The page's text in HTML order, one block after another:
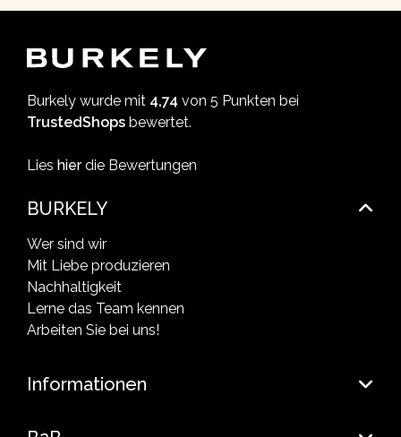
Burkely wurde mit 4,74 von 5 Punkten bei
TrustedShops bewertet.
Lies hierdie Bewertungen
BURKELY
Wer sind wir
Mit Liebe produzieren
Nachhaltigkeit
Lerne das Team kennen
Arbeiten Sie bei uns!
Informationen